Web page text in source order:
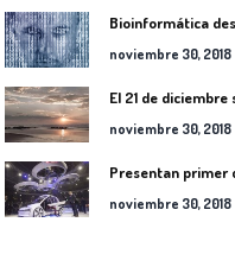
Bioinformática
noviembre 30, 2018
El 21 de
noviembre 30, 2018
Presentan primer
noviembre 30, 2018